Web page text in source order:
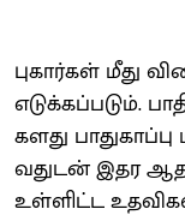
புகார்​கள் மீது
எடுக்கப்படும்.
களது
வதுடன் இதர
உள்​ளிட்ட